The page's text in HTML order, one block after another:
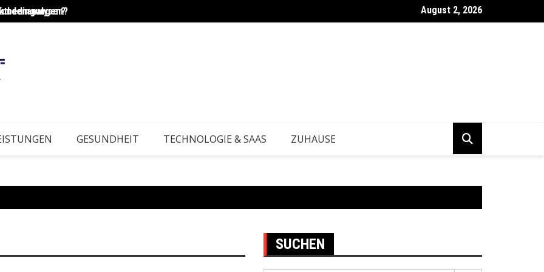
Wie entwickeln Betriebe tragfähige Geschäftsentscheidungen?
August 2, 2026
GESUNDHEIT TECHNOLOGIE & SAAS ZUHAUSE
SUCHEN